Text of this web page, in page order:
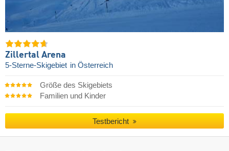
Zillertal Arena
5-Sterne-Skigebiet in Österreich
Größe des Skigebiets
Familien und Kinder
Testbericht